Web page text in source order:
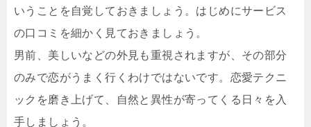
いうことを自覚しておきましょう。はじめにサービス
の口コミを細かく見ておきましょう。
男前、美しいなどの外見も重視されますが、その部分
のみで恋がうまく行くわけではないです。恋愛テクニ
ックを磨き上げて、自然と異性が寄ってくる日々を入
手しましょう。